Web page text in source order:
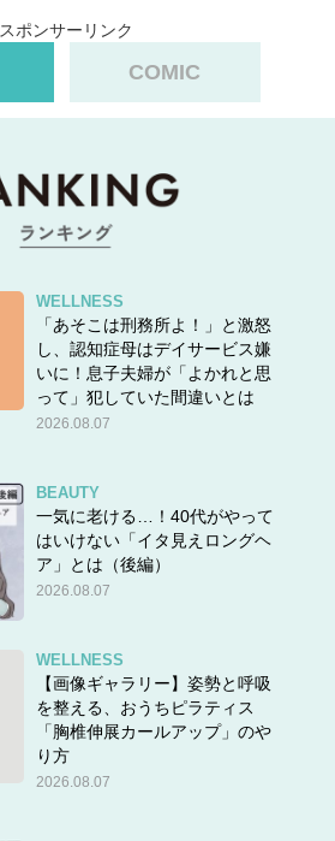
スポンサーリンク
COMIC
WELLNESS
「あそこは刑務所よ！」と激怒
し、認知症母はデイサービス嫌
いに！息子夫婦が「よかれと思
って」犯していた間違いとは
2026.08.07
BEAUTY
一気に老ける…！40代がやって
はいけない「イタ見えロングヘ
ア」とは（後編）
2026.08.07
WELLNESS
【画像ギャラリー】姿勢と呼吸
を整える、おうちピラティス
「胸椎伸展カールアップ」のや
り方
2026.08.07